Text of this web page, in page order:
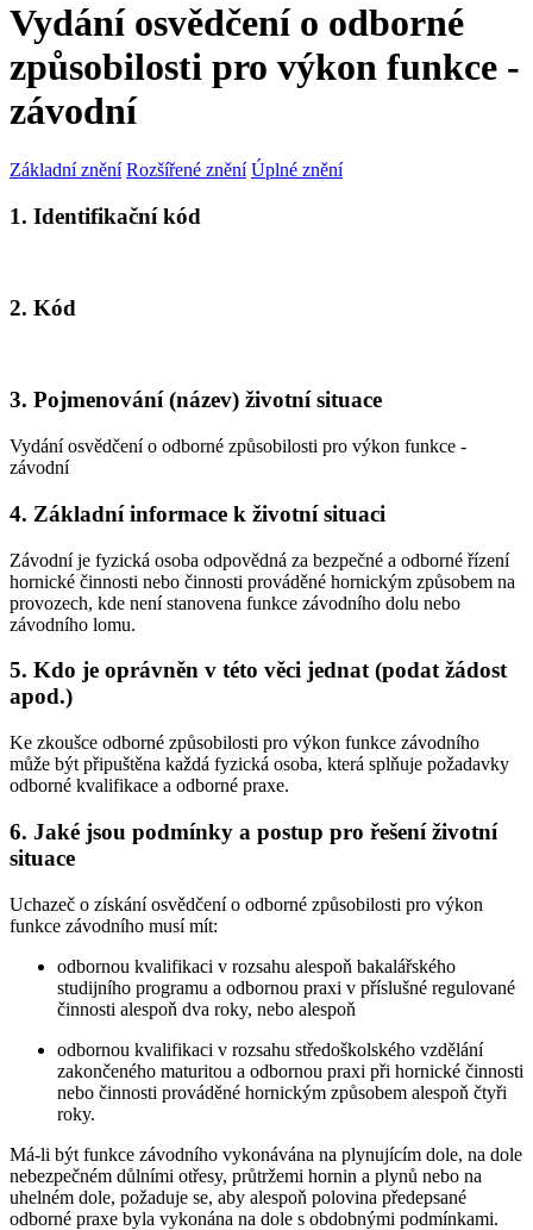
Vydání osvědčení o odborné
způsobilosti pro výkon funkce -
závodní
Základní znění Rozšířené znění Úplné znění
1. Identifikační kód
2. Kód
3. Pojmenování (název) životní situace
Vydání osvědčení o odborné způsobilosti pro výkon funkce -
závodní
4. Základní informace k životní situaci
Závodní je fyzická osoba odpovědná za bezpečné a odborné řízení
hornické činnosti nebo činnosti prováděné hornickým způsobem na
provozech, kde není stanovena funkce závodního dolu nebo
závodního lomu.
5. Kdo je oprávněn v této věci jednat (podat žádost
apod.)
Ke zkoušce odborné způsobilosti pro výkon funkce závodního
může být připuštěna každá fyzická osoba, která splňuje požadavky
odborné kvalifikace a odborné praxe.
6. Jaké jsou podmínky a postup pro řešení životní
situace
Uchazeč o získání osvědčení o odborné způsobilosti pro výkon
funkce závodního musí mít:
odbornou kvalifikaci v rozsahu alespoň bakalářského
studijního programu a odbornou praxi v příslušné regulované
činnosti alespoň dva roky, nebo alespoň
odbornou kvalifikaci v rozsahu středoškolského vzdělání
zakončeného maturitou a odbornou praxi při hornické činnosti
nebo činnosti prováděné hornickým způsobem alespoň čtyři
roky.
Má-li být funkce závodního vykonávána na plynujícím dole, na dole
nebezpečném důlními otřesy, průtržemi hornin a plynů nebo na
uhelném dole, požaduje se, aby alespoň polovina předepsané
odborné praxe byla vykonána na dole s obdobnými podmínkami.